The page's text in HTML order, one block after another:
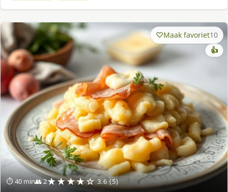
⏱ 40 min👥 2★★★★☆ 3.6 (5)
Maak favoriet10
👍